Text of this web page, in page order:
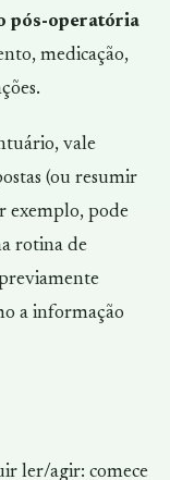
pós-operatória
medicação,
vale
(ou resumir
exemplo, pode
rotina de
a informação
ler/agir: comece